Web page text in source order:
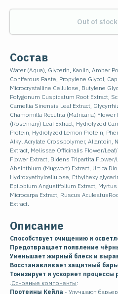
Out of stock
Состав
Water (Aqua), Glycerin, Kaolin, Amber
Coniferous Paste, Propylene Glycol,
Microcrystalline Cellulose, Butylene
Polygonum Cuspidatum Root Extract,
Camellia Sinensis Leaf Extract,
Chamomilla Recutita (Matricaria)
(Rosemary) Leaf Extract, Hydrolyzed
Protein, Hydrolyzed Lemon Protein,
Alkyl Acrylate Crosspolymer, Allantoin,
Extract, Melissae Officinalis Flower/
Flower Extract, Bidens Tripartita
Absinthium (Mugwort) Extract, Urtica
Hydroxyethylcellulose,
Epilobium Angustifolium Extract,
Microcarpa Extract, Ruscus
Extract.
Описание
Способствует очищению и
Предотвращает появление
Уменьшает жирный блеск и
Восстанавливает защитный
Тонизирует и ускоряет процессы
.Основные компоненты:
Протеины Кейла - Улучшают